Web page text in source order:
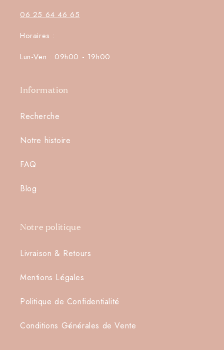
06 25 64 46 65
Horaires :
Lun-Ven : 09h00 - 19h00
Information
Recherche
Notre histoire
FAQ
Blog
Notre politique
Livraison & Retours
Mentions Légales
Politique de Confidentialité
Conditions Générales de Vente
produits à votre liste de souhaits et afficher vos